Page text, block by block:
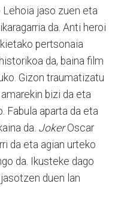
jaso zuen eta
da. Anti heroi
pertsonaia
da, baina film
Gizon traumatizatu
bizi da eta
Fabula aparta da eta
da. JokerOscar
da eta agian urteko
da. Ikusteke dago
duen lan